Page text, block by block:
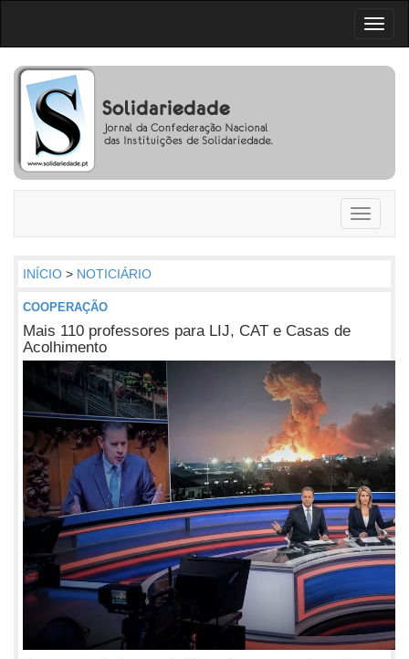
Toggle
INÍCIO > NOTICIÁRIO
COOPERAÇÃO
Mais 110 professores para LIJ, CAT e Casas de
Acolhimento